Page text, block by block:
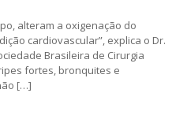
alteram a oxigenação do
cardiovascular”, explica o Dr.
Brasileira de Cirurgia
fortes, bronquites e
[…]